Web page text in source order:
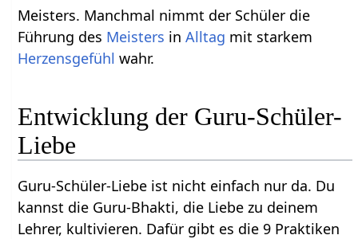
Meisters. Manchmal nimmt der Schüler die
Führung des Meisters inAlltag mit starkem
Herzensgefühl wahr.
Entwicklung der Guru-Schüler-
Liebe
Guru-Schüler-Liebe ist nicht einfach nur da. Du
kannst die Guru-Bhakti, die Liebe zu deinem
Lehrer, kultivieren. Dafür gibt es die 9 Praktiken